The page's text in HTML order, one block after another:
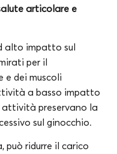
articolare e
alto impatto sul
per il
e dei muscoli
a basso impatto
preservano la
sul ginocchio.
può ridurre il carico